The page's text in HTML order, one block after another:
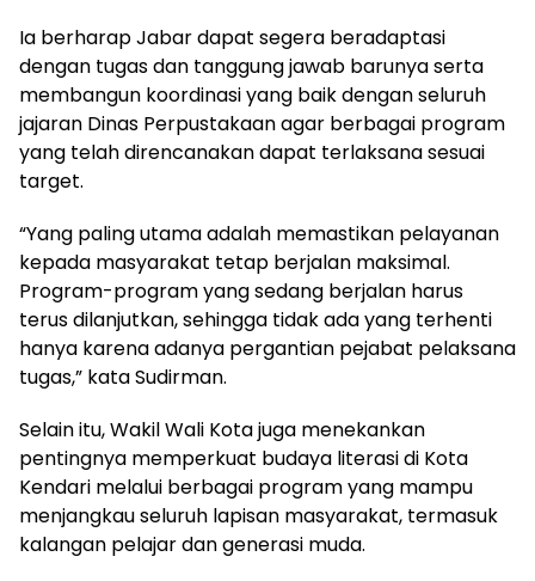
Ia berharap Jabar dapat segera beradaptasi
dengan tugas dan tanggung jawab barunya serta
membangun koordinasi yang baik dengan seluruh
jajaran Dinas Perpustakaan agar berbagai program
yang telah direncanakan dapat terlaksana sesuai
target.
“Yang paling utama adalah memastikan pelayanan
kepada masyarakat tetap berjalan maksimal.
Program-program yang sedang berjalan harus
terus dilanjutkan, sehingga tidak ada yang terhenti
hanya karena adanya pergantian pejabat pelaksana
tugas,” kata Sudirman.
Selain itu, Wakil Wali Kota juga menekankan
pentingnya memperkuat budaya literasi di Kota
Kendari melalui berbagai program yang mampu
menjangkau seluruh lapisan masyarakat, termasuk
kalangan pelajar dan generasi muda.